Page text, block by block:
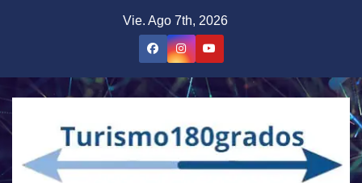
Vie. Ago 7th, 2026